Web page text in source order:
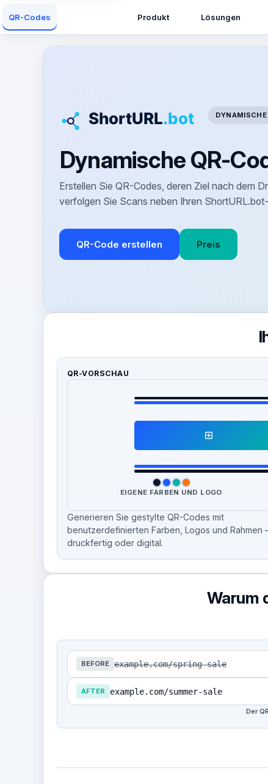
QR-Codes Produkt Lösungen
Dynamische QR-
Erstellen Sie QR-Codes, deren Ziel nach dem
verfolgen Sie Scans neben Ihren
QR-Code erstellen Preis
QR-VORSCHAU
EIGENE FARBEN UND LOGO
Generieren Sie gestylte QR-Codes mit
benutzerdefinierten Farben, Logos und Rahmen
druckfertig oder digital.
Warum
BEFORE example.com/spring-sale
AFTER example.com/summer-sale
Der